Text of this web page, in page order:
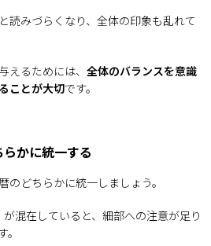
読みづらくなり、全体の印象も乱れて
えるためには、 全体のバランスを意識
ことが大切です。
かに統一する
どちらかに統一しましょう。
混在していると、細部への注意が足り